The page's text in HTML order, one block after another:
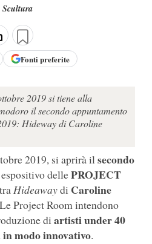
Scultura
Fonti preferite
2019 si tiene alla
il secondo appuntamento
Hideway di Caroline
2019, si aprirà ilsecondo
dellePROJECT
Hideawaydi Caroline
Project Room intendono
di artisti under 40
modo innovativo.